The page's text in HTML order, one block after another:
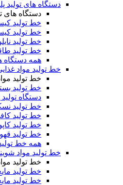
دستگاه های تولید
دستگاه های
خط تولید
خط تولید
خط تولید
خط تولید
همه دستگاه
خط تولید مواد
خط تولید
خط تولید
دستگاه
خط تولید
خط تولید
خط تولید
خط تولید
همه خط
خط تولید مواد
خط تولید
خط تولید
خط تولید